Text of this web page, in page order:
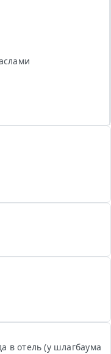
в отель (у шлагбаума